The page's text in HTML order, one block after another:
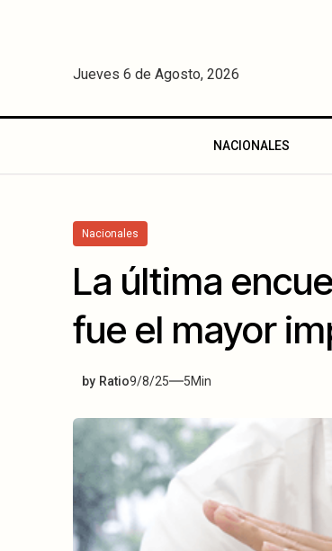
Jueves 6 de Agosto, 2026
NACIONALES
Nacionales
La última
fue el mayor
by Ratio9/8/25 5Min